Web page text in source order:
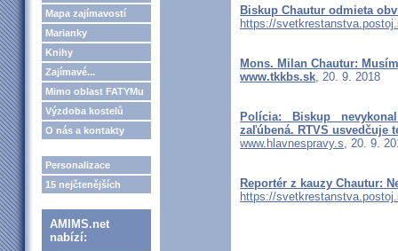
Mapa zajímavostí
Marianky
Knihy
Zajímavé...
Mimo oblast FATYMu
Výzdoba kostelů
O nás a kontakty
Personalizace
15 nejčtenějších
AMIMS.net
nabízí:
Biskup Chautur odmieta
https://
Mons. Milan Chautur:
www.tkkbs.sk, 20. 9. 2018
Polícia: Biskup
zaľúbená. RTVS usvedčuje
www.hlavnespravy.s, 20. 9.
Reportér z kauzy Chautur:
https://